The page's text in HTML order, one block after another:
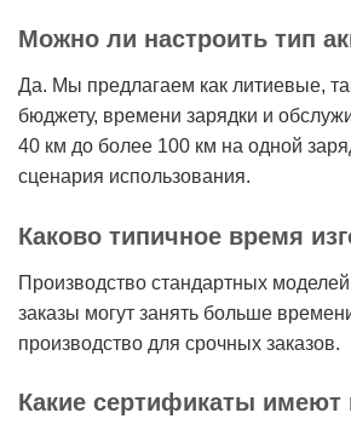
Можно ли настроить тип
Да. Мы предлагаем как литиевые,
бюджету, времени зарядки и
40 км до более 100 км на одной
сценария использования.
Каково типичное время
Производство стандартных
заказы могут занять больше
производство для срочных заказов.
Какие сертификаты имеют